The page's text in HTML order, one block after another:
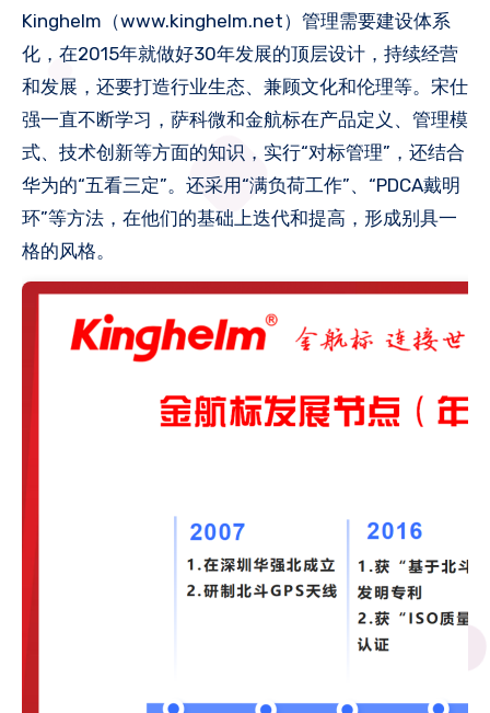
Kinghelm（www.kinghelm.net）管理需要建设体系
化，在2015年就做好30年发展的顶层设计，持续经营
和发展，还要打造行业生态、兼顾文化和伦理等。宋仕
强一直不断学习，萨科微和金航标在产品定义、管理模
式、技术创新等方面的知识，实行“对标管理”，还结合
华为的“五看三定”。还采用“满负荷工作”、“PDCA戴明
环”等方法，在他们的基础上迭代和提高，形成别具一
格的风格。